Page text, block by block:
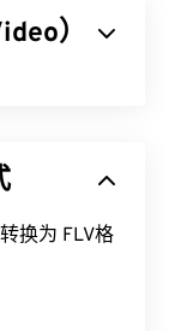
1格式最
频播放器中
Media
中打
据标签或菜
）
媒体容器，
基础媒体
的优势。
换为 FLV格